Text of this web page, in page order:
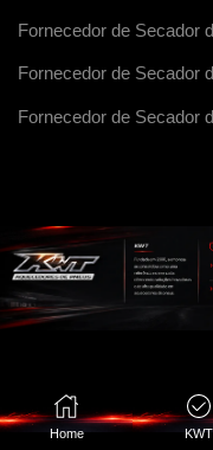
Fornecedor de Secador
Fornecedor de Secador
Fornecedor de Secador
Home KWT